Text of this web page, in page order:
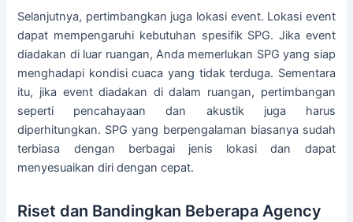
Selanjutnya, pertimbangkan juga lokasi event. Lokasi event
dapat mempengaruhi kebutuhan spesifik SPG. Jika event
diadakan di luar ruangan, Anda memerlukan SPG yang siap
menghadapi kondisi cuaca yang tidak terduga. Sementara
itu, jika event diadakan di dalam ruangan, pertimbangan
seperti pencahayaan dan akustik juga harus
diperhitungkan. SPG yang berpengalaman biasanya sudah
terbiasa dengan berbagai jenis lokasi dan dapat
menyesuaikan diri dengan cepat.
Riset dan Bandingkan Beberapa Agency